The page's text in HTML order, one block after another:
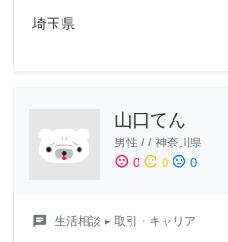
埼玉県
山口てん
男性 / / 神奈川県
sentiment_satisfied 0 sentiment_neutral 0 sentiment_dissatisfied 0
chat 生活相談 ▸ 取引・キャリア